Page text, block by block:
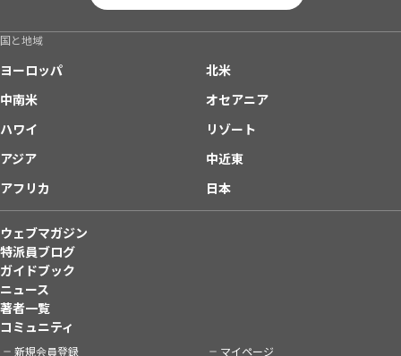
国と地域
ヨーロッパ
北米
中南米
オセアニア
ハワイ
リゾート
アジア
中近東
アフリカ
日本
ウェブマガジン
特派員ブログ
ガイドブック
ニュース
著者一覧
コミュニティ
新規会員登録 マイページ